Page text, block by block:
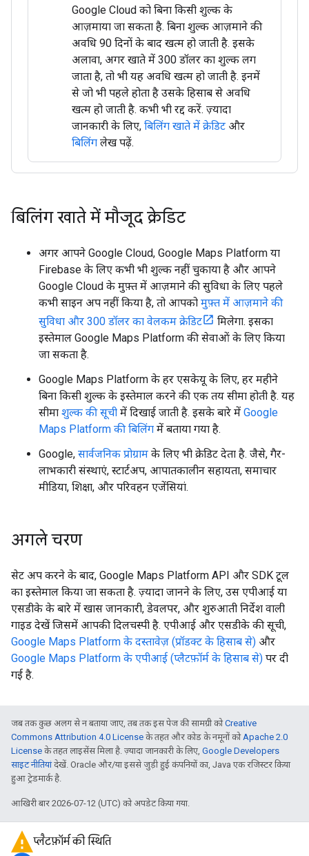
Google Cloud को बिना किसी शुल्क के
आज़माया जा सकता है. बिना शुल्क आज़माने की
अवधि 90 दिनों के बाद खत्म हो जाती है. इसके
अलावा, अगर खाते में 300 डॉलर का शुल्क लग
जाता है, तो भी यह अवधि खत्म हो जाती है. इनमें
से जो भी पहले होता है उसके हिसाब से अवधि
खत्म हो जाती है. कभी भी रद्द करें. ज़्यादा
जानकारी के लिए, बिलिंग खाते में क्रेडिट और
बिलिंग लेख पढ़ें.
बिलिंग खाते में मौजूद क्रेडिट
अगर आपने Google Cloud, Google Maps Platform या
Firebase के लिए कभी भी शुल्क नहीं चुकाया है और आपने
Google Cloud के मुफ़्त में आज़माने की सुविधा के लिए पहले
कभी साइन अप नहीं किया है, तो आपको मुफ़्त में आज़माने की
सुविधा और 300 डॉलर का वेलकम क्रेडिट
मिलेगा. इसका
इस्तेमाल Google Maps Platform की सेवाओं के लिए किया
जा सकता है.
Google Maps Platform के हर एसकेयू के लिए, हर महीने
बिना किसी शुल्क के इस्तेमाल करने की एक तय सीमा होती है. यह
सीमा शुल्क की सूची में दिखाई जाती है. इसके बारे में Google
Maps Platform की बिलिंग में बताया गया है.
Google, सार्वजनिक प्रोग्राम के लिए भी क्रेडिट देता है. जैसे, गैर-
लाभकारी संस्थाएं, स्टार्टअप, आपातकालीन सहायता, समाचार
मीडिया, शिक्षा, और परिवहन एजेंसियां.
अगले चरण
सेट अप करने के बाद, Google Maps Platform API और SDK टूल
का इस्तेमाल किया जा सकता है. ज़्यादा जानने के लिए, उस एपीआई या
एसडीके के बारे में खास जानकारी, डेवलपर, और शुरुआती निर्देश वाली
गाइड देखें जिसमें आपकी दिलचस्पी है. एपीआई और एसडीके की सूची,
Google Maps Platform के दस्तावेज़ (प्रॉडक्ट के हिसाब से) और
Google Maps Platform के एपीआई (प्लैटफ़ॉर्म के हिसाब से) पर दी
गई है.
जब तक कुछ अलग से न बताया जाए, तब तक इस पेज की सामग्री कोCreative
Commons Attribution 4.0 License के तहत और कोड के नमूनों कोApache 2.0
License के तहत लाइसेंस मिला है. ज़्यादा जानकारी के लिए, Google Developers
साइट नीतियांदेखें. Oracle और/या इससे जुड़ी हुई कंपनियों का, Java एक रजिस्टर किया
हुआ ट्रेडमार्क है.
आखिरी बार 2026-07-12 (UTC) को अपडेट किया गया.
प्लैटफ़ॉर्म की स्थिति